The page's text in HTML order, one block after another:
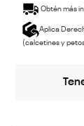
Obtén más
Aplica
(calcetines y